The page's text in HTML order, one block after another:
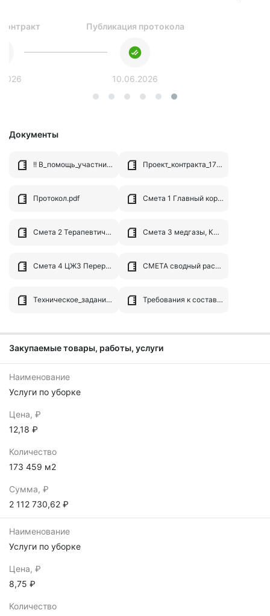
Публикация протокола
10.06.2026
Документы
!! В_помощь_участникам_закупок.pdf Проект_контракта_17164288-1.pdf
Протокол.pdf Смета 1 Главный корпус.xlsx
Смета 2 Терапевтический корпус.xlsx Смета 3 медгазы, КПП, редеры, корп.8.xlsx
Смета 4 ЦЖЗ Перервинский.xlsx СМЕТА сводный расчет.xls
Техническое_задание_17164288-1.pdf Требования к составу заявки (услуги).docx
Закупаемые товары, работы, услуги
Наименование
Услуги по уборке
Цена, ₽
12,18 ₽
Количество
173 459 м2
Сумма, ₽
2 112 730,62 ₽
Наименование
Услуги по уборке
Цена, ₽
8,75 ₽
Количество